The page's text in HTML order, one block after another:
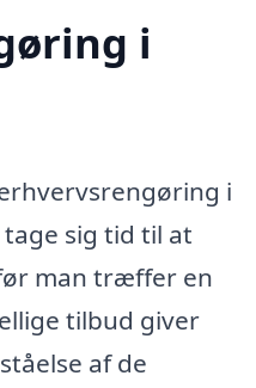
i
i
sig tid til at
man træffer en
tilbud giver
af de